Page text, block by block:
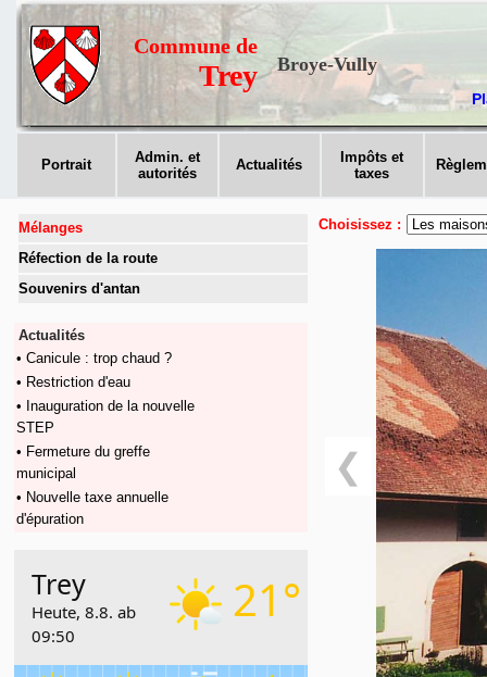
Commune de
Broye-Vully
Trey
Portrait
Admin. et
autorités
Actualités
Impôts et
taxes
Mélanges
Réfection de la route
Souvenirs d'antan
Actualités
• Canicule : trop chaud ?
• Restriction d'eau
• Inauguration de la nouvelle
STEP
• Fermeture du greffe
municipal
• Nouvelle taxe annuelle
d'épuration
Choisissez :
❮